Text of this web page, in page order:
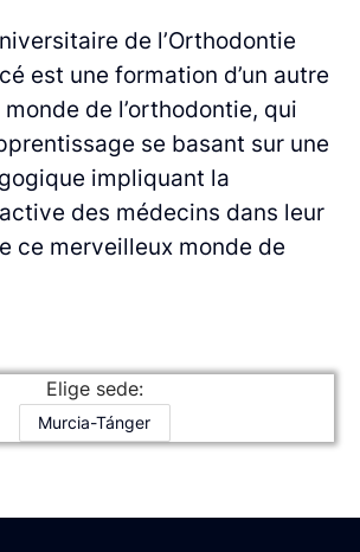
de l’Orthodontie
est une formation d’un autre
de l’orthodontie, qui
se basant sur une
impliquant la
des médecins dans leur
ce merveilleux monde de
Elige sede:
Murcia-Tánger